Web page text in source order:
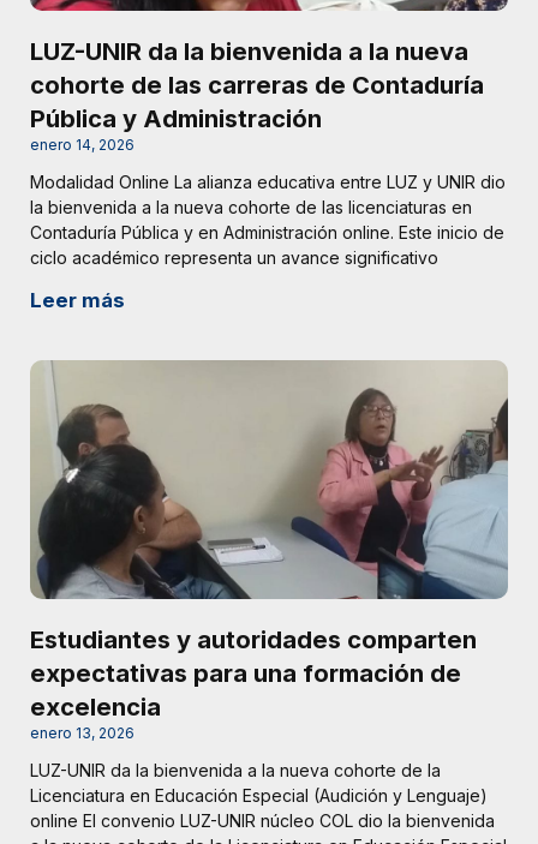
LUZ-UNIR da la bienvenida a la nueva
cohorte de las carreras de Contaduría
Pública y Administración
enero 14, 2026
Modalidad Online La alianza educativa entre LUZ y UNIR dio
la bienvenida a la nueva cohorte de las licenciaturas en
Contaduría Pública y en Administración online. Este inicio de
ciclo académico representa un avance significativo
Leer más
Estudiantes y autoridades comparten
expectativas para una formación de
excelencia
enero 13, 2026
LUZ-UNIR da la bienvenida a la nueva cohorte de la
Licenciatura en Educación Especial (Audición y Lenguaje)
online El convenio LUZ-UNIR núcleo COL dio la bienvenida